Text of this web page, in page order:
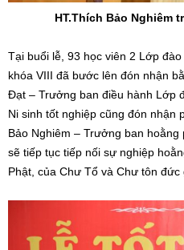
HT.Thích Bảo Nghiêm
Tại buổi lễ, 93 học viên 2 Lớp
khóa VIII đã bước lên đón nhận
Đạt – Trưởng ban điều hành Lớp
Ni sinh tốt nghiệp cũng đón nhận
Bảo Nghiêm – Trưởng ban
sẽ tiếp tục tiếp nối sự nghiệp
Phật, của Chư Tổ và Chư tôn đức